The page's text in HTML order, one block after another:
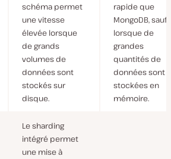
schéma permet
une vitesse
élevée lorsque
de grands
volumes de
données sont
stockés sur
disque.
rapide que
MongoDB, sauf
lorsque de
grandes
quantités de
données sont
stockées en
mémoire.
Le sharding
intégré permet
une mise à